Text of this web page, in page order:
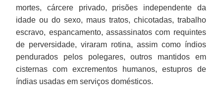
mortes, cárcere privado, prisões independente da
idade ou do sexo, maus tratos, chicotadas, trabalho
escravo, espancamento, assassinatos com requintes
de perversidade, viraram rotina, assim como índios
pendurados pelos polegares, outros mantidos em
cisternas com excrementos humanos, estupros de
índias usadas em serviços domésticos.